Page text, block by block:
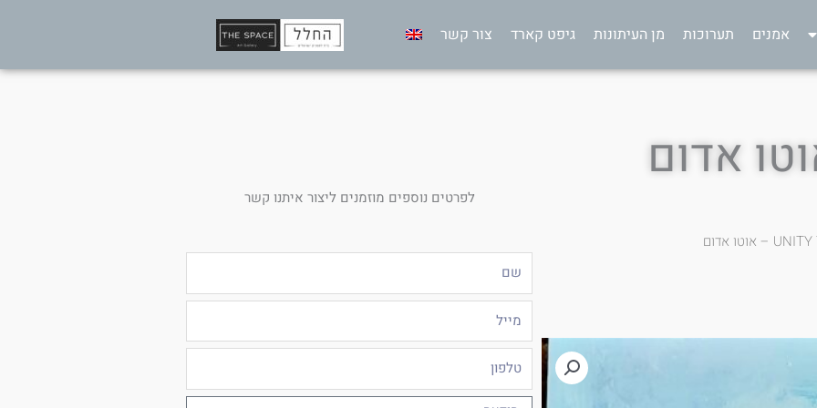
אמנים תערוכות מן העיתונות גיפט קארד צור קשר
לפרטים נוספים מוזמנים ליצור איתנו קשר
טלפון